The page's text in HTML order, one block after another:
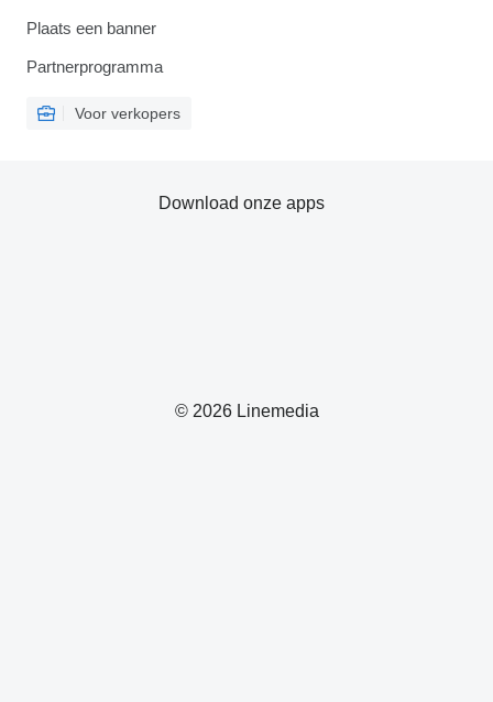
Plaats een banner
Partnerprogramma
Voor verkopers
© 2026 Linemedia
Download onze apps